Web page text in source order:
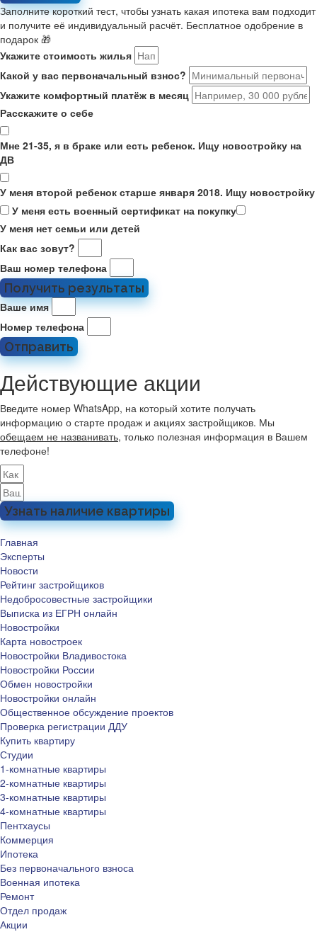
Заполните короткий тест, чтобы узнать какая ипотека вам подходит
и получите её индивидуальный расчёт. Бесплатное одобрение в
подарок 🎁
Укажите стоимость жилья
Какой у вас первоначальный взнос?
Укажите комфортный платёж в месяц
Расскажите о себе
Мне 21-35, я в браке или есть ребенок. Ищу новостройку на
ДВ
У меня второй ребенок старше января 2018. Ищу новостройку
У меня есть военный сертификат на покупку
У меня нет семьи или детей
Как вас зовут?
Ваш номер телефона
Получить результаты
Ваше имя
Номер телефона
Отправить
Действующие акции
Введите номер WhatsApp, на который хотите получать
информацию о старте продаж и акциях застройщиков. Мы
обещаем не названивать, только полезная информация в Вашем
телефоне!
Узнать наличие квартиры
Главная
Эксперты
Новости
Рейтинг застройщиков
Недобросовестные застройщики
Выписка из ЕГРН онлайн
Новостройки
Карта новостроек
Новостройки Владивостока
Новостройки России
Обмен новостройки
Новостройки онлайн
Общественное обсуждение проектов
Проверка регистрации ДДУ
Купить квартиру
Студии
1-комнатные квартиры
2-комнатные квартиры
3-комнатные квартиры
4-комнатные квартиры
Пентхаусы
Коммерция
Ипотека
Без первоначального взноса
Военная ипотека
Ремонт
Отдел продаж
Акции